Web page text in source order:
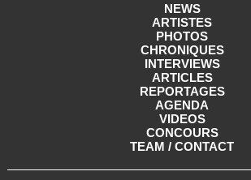
NEWS
ARTISTES
PHOTOS
CHRONIQUES
INTERVIEWS
ARTICLES
REPORTAGES
AGENDA
VIDEOS
CONCOURS
TEAM / CONTACT